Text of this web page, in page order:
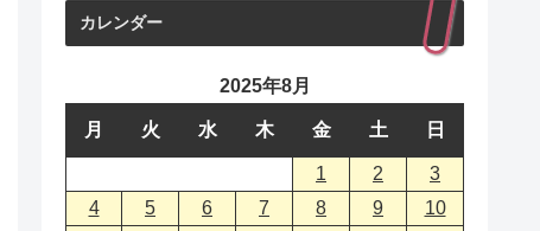
カレンダー
2025年8月
月 火 水 木 金 土 日
1 2
3
4
5 6 7 8 9
10